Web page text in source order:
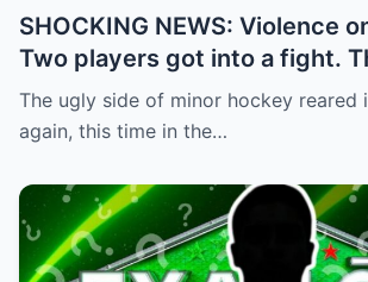
SHOCKING NEWS: Violence
Two players got into a fight.
to be stopped and the police
intervene.
The ugly side of minor hockey reared
again, this time in the…